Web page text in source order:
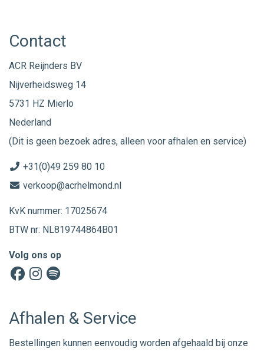
Contact
ACR Reijnders BV
Nijverheidsweg 14
5731 HZ Mierlo
Nederland
(Dit is geen bezoek adres, alleen voor afhalen en service)
+31(0)49 259 80 10
verkoop@acrhelmond.nl
KvK nummer: 17025674
BTW nr: NL819744864B01
Volg ons op
Afhalen & Service
Bestellingen kunnen eenvoudig worden afgehaald bij onze